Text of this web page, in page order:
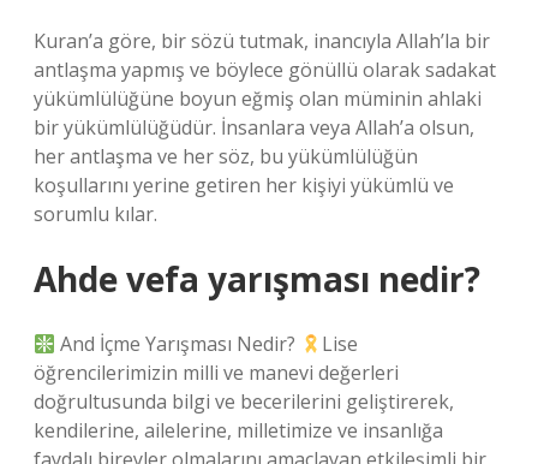
Kuran’a göre, bir sözü tutmak, inancıyla Allah’la bir
antlaşma yapmış ve böylece gönüllü olarak sadakat
yükümlülüğüne boyun eğmiş olan müminin ahlaki
bir yükümlülüğüdür. İnsanlara veya Allah’a olsun,
her antlaşma ve her söz, bu yükümlülüğün
koşullarını yerine getiren her kişiyi yükümlü ve
sorumlu kılar.
Ahde vefa yarışması nedir?
And İçme Yarışması Nedir?
Lise
öğrencilerimizin milli ve manevi değerleri
doğrultusunda bilgi ve becerilerini geliştirerek,
kendilerine, ailelerine, milletimize ve insanlığa